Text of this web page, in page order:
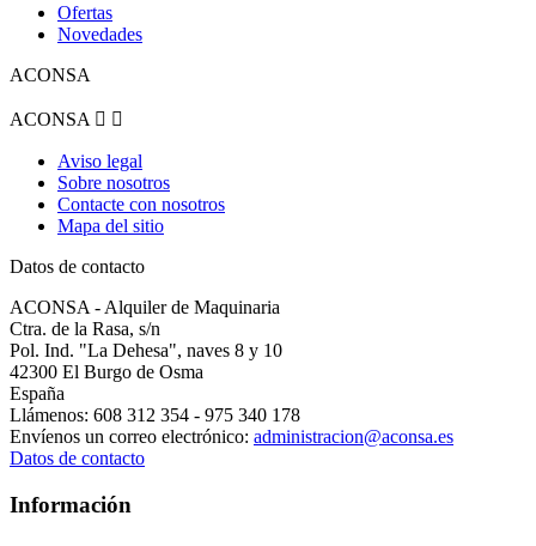
Ofertas
Novedades
ACONSA
ACONSA  
Aviso legal
Sobre nosotros
Contacte con nosotros
Mapa del sitio
Datos de contacto
ACONSA - Alquiler de Maquinaria
Ctra. de la Rasa, s/n
Pol. Ind. "La Dehesa", naves 8 y 10
42300 El Burgo de Osma
España
Llámenos: 608 312 354 - 975 340 178
Envíenos un correo electrónico: administracion@aconsa.es
Datos de contacto
Información